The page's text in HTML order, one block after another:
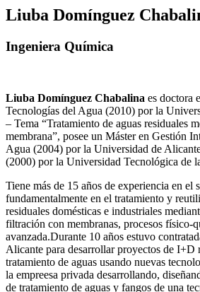
Liuba Domínguez
Ingeniera Química
Liuba Domínguez Chabalina es doctora
Tecnologías del Agua (2010) por la
– Tema “Tratamiento de aguas residuales
membrana”, posee un Máster en Gestión
Agua (2004) por la Universidad de
(2000) por la Universidad Tecnológica de
Tiene más de 15 años de experiencia en el
fundamentalmente en el tratamiento y
residuales domésticas e industriales
filtración con membranas, procesos físico-
avanzada.Durante 10 años estuvo
Alicante para desarrollar proyectos de I+D
tratamiento de aguas usando nuevas
la empreesa privada desarrollando,
de tratamiento de aguas y fangos de una